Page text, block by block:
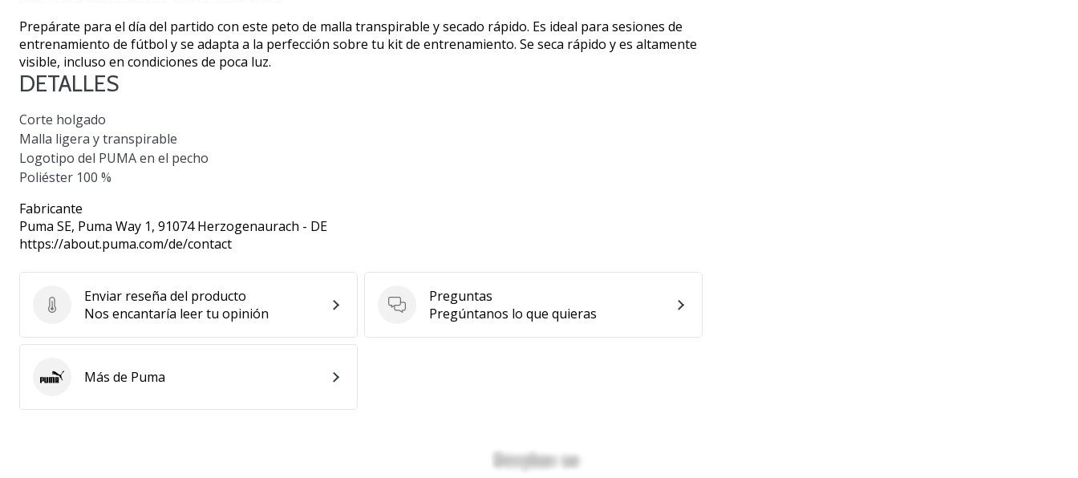
Prepárate para el día del partido con este peto de malla transpirable y secado rápido. Es ideal para sesiones de
entrenamiento de fútbol y se adapta a la perfección sobre tu kit de entrenamiento. Se seca rápido y es altamente
visible, incluso en condiciones de poca luz.
DETALLES
Corte holgado
Malla ligera y transpirable
Logotipo del PUMA en el pecho
Poliéster 100 %
Fabricante
Puma SE, Puma Way 1, 91074 Herzogenaurach - DE
https://about.puma.com/de/contact
Enviar reseña del producto
Enviar reseña del producto
Nos encantaría leer tu opinión
Preguntas
Preguntas
Pregúntanos lo que quieras
PumaMás de Puma